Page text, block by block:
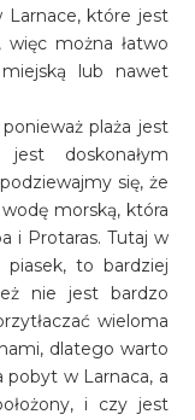
Larnace, które jest
można łatwo
lub nawet
plaża jest
jest doskonałym
się, że
morską, która
i Protaras. Tutaj w
to bardziej
nie jest bardzo
wieloma
dlatego warto
pobyt w Larnaca, a
i czy jest